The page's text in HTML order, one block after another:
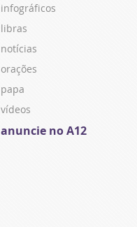
infográficos
libras
notícias
orações
papa
vídeos
anuncie no A12